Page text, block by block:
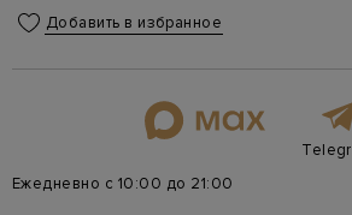
Добавить в избранное
Ежедневно с 10:00 до 21:00